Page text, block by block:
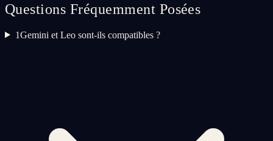
Questions Fréquemment Posées
1Gemini et Leo sont-ils compatibles ?